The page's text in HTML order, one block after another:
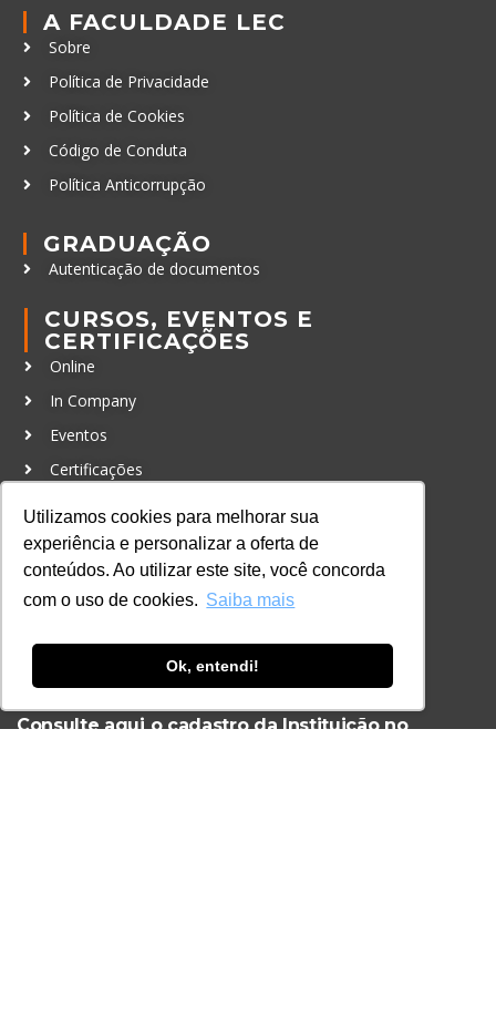
Utilizamos cookies para melhorar sua
experiência e personalizar a oferta de
conteúdos. Ao utilizar este site, você concorda
com o uso de cookies. Saiba mais
Ok, entendi!
A FACULDADE LEC
Sobre
Política de Privacidade
Política de Cookies
Código de Conduta
Política Anticorrupção
GRADUAÇÃO
Autenticação de documentos
CURSOS, EVENTOS E
CERTIFICAÇÕES
Online
In Company
Eventos
Certificações
CONTATO
+55 11 3259-2837
+55 11 98924-8322
Ferramenta Antifraude
Consulte aqui o cadastro da Instituição no